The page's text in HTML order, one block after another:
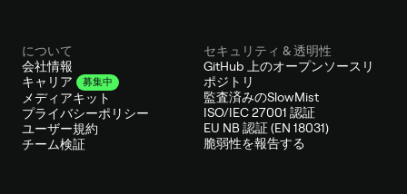
について
会社情報
キャリア
募集中
メディアキット
プライバシーポリシー
ユーザー規約
チーム検証
セキュリティ & 透明性
GitHub 上のオープンソースリ
ポジトリ
監査済みのSlowMist
ISO/IEC 27001 認証
EU NB 認証 (EN 18031)
脆弱性を報告する